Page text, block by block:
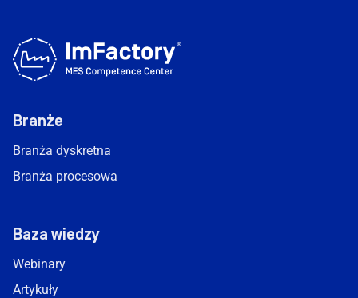
Branże
Branża dyskretna
Branża procesowa
Baza wiedzy
Webinary
Artykuły